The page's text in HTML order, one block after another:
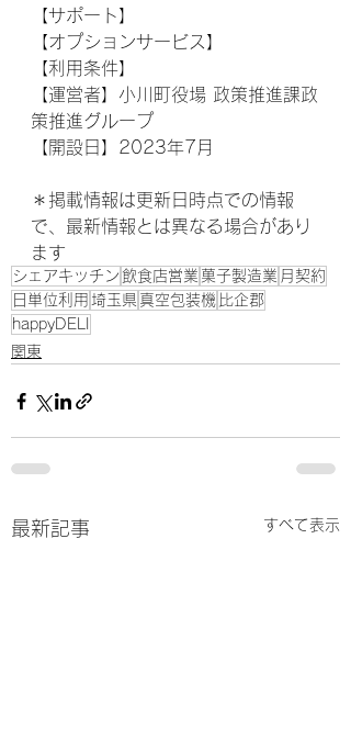
【サポート】
【オプションサービス】
【利用条件】
【運営者】小川町役場 政策推進課政
策推進グループ
【開設日】2023年7月
＊掲載情報は更新日時点での情報
で、最新情報とは異なる場合があり
ます
シェアキッチン 飲食店営業 菓子製造業 月契約
日単位利用 埼玉県 真空包装機 比企郡
happyDELI
関東
最新記事 すべて表示